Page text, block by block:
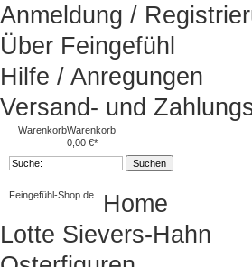
Anmeldung /
Über Feingefühl
Hilfe / Anregungen
Versand- und
WarenkorbWarenkorb
0,00 €*
Feingefühl-Shop.de
Home
Lotte Sievers-Hahn